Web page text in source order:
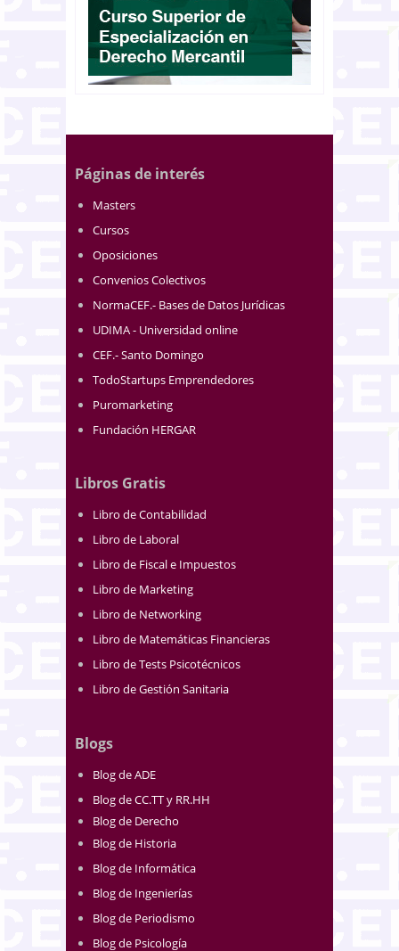
Páginas de interés
Masters
Cursos
Oposiciones
Convenios Colectivos
NormaCEF.- Bases de Datos Jurídicas
UDIMA - Universidad online
CEF.- Santo Domingo
TodoStartups Emprendedores
Puromarketing
Fundación HERGAR
Libros Gratis
Libro de Contabilidad
Libro de Laboral
Libro de Fiscal e Impuestos
Libro de Marketing
Libro de Networking
Libro de Matemáticas Financieras
Libro de Tests Psicotécnicos
Libro de Gestión Sanitaria
Blogs
Blog de ADE
Blog de CC.TT y RR.HH
Blog de Derecho
Blog de Historia
Blog de Informática
Blog de Ingenierías
Blog de Periodismo
Blog de Psicología